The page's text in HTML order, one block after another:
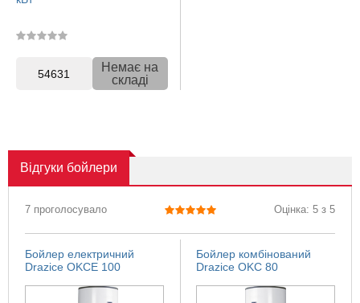
54631
Немає на
складі
Відгуки бойлери
7 проголосувало Оцінка: 5 з 5
Бойлер електричний
Drazice OKCE 100
Бойлер комбінований
Drazice OKC 80